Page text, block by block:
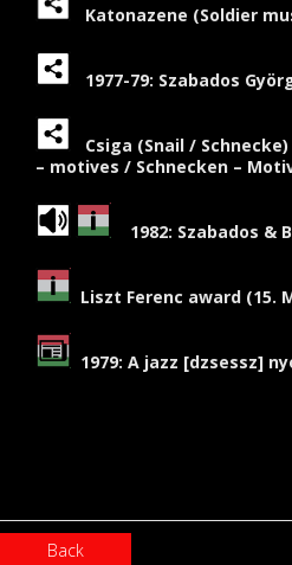
Katonazene (Soldier
1977-79: Szabados
Csiga (Snail /
– motives / Schnecken –
1982: Szabados &
Liszt Ferenc award (15.
1979: A jazz [dzsessz]
Back